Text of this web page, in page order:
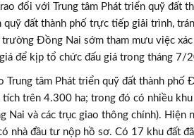
đổi với Trung tâm Phát triển quỹ đất
quỹ đất thành phố trực tiếp giải trình,
Đồng Nai sớm tham mưu việc
để kịp tổ chức đấu giá trong tháng 7/
Trung tâm Phát triển quỹ đất thành
tích trên 4.300 ha; trong đó có nhiều
Nai và các trục giao thông chính). Hiện
nhà đầu tư nộp hồ sơ. Có 17 khu đất